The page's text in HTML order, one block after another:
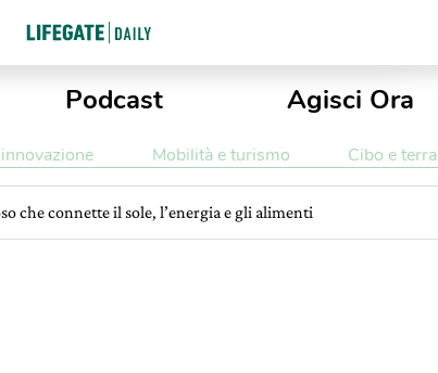
Podcast Agisci Ora
Mobilità e turismo Cibo e terra
che connette il sole, l’energia e gli alimenti